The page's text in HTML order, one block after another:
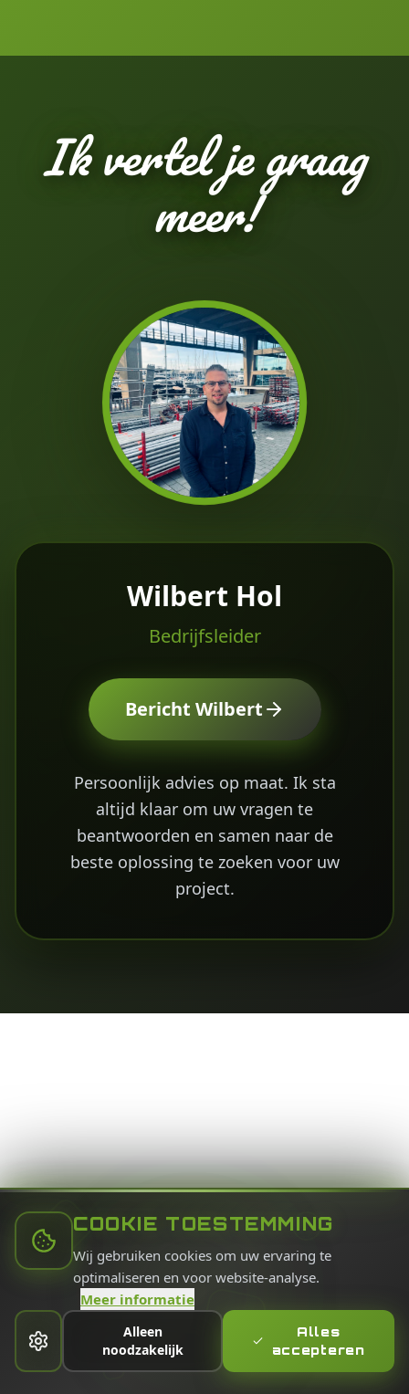
Ik vertel je graag
meer!
Wilbert Hol
Bedrijfsleider
Bericht Wilbert
Persoonlijk advies op maat. Ik sta
altijd klaar om uw vragen te
beantwoorden en samen naar de
beste oplossing te zoeken voor uw
project.
COOKIE TOESTEMMING
Wij gebruiken cookies om uw ervaring te
optimaliseren en voor website-analyse.
Meer informatie
Alleen
noodzakelijk
Alles
accepteren